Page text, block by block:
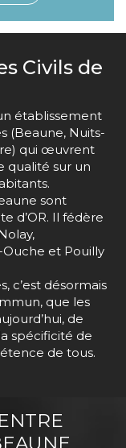
Civils de
établissement
(Beaune, Nuits-
qui œuvrent
qualité sur un
sont
d’OR. Il fédère
et Pouilly
c’est désormais
que les
de
spécificité de
de tous.